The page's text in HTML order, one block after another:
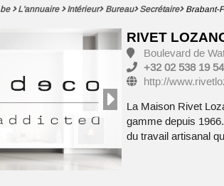
L'annuaire Intérieur Bureau Secrétaire Brabant-
RIVET
Boulevard de
+32 02 538 19 54
http://
La Maison Rivet
gamme depuis
du travail artisanal